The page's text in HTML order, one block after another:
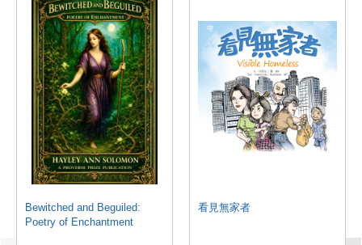
Bewitched and Beguiled:
Poetry of Enchantment
看見無家者